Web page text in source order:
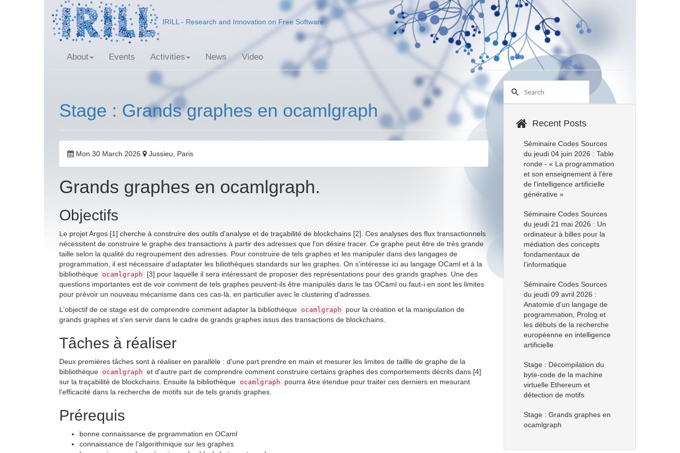
IRILL - Research and Innovation on Free Software
About Events Activities News Video
Stage : Grands graphes en ocamlgraph
Mon 30 March 2026 Jussieu, Paris
Grands graphes en ocamlgraph.
Objectifs
Le projet Argos [1] cherche à construire des outils d'analyse et de traçabilité de blockchains [2]. Ces analyses des flux transactionnels
nécessitent de construire le graphe des transactions à partir des adresses que l'on désire tracer. Ce graphe peut être de très grande
taille selon la qualité du regroupement des adresses. Pour construire de tels graphes et les manipuler dans des langages de
programmation, il est nécessaire d'adaptater les biliothèques standards sur les graphes. On s'intéresse ici au langage OCaml et à la
bibliothèque ocamlgraph
[3] pour laquelle il sera intéressant de proposer des représentations pour des grands graphes. Une des
questions importantes est de voir comment de tels graphes peuvent-ils être manipulés dans le tas OCaml ou faut-i en sont les limites
pour prévoir un nouveau mécanisme dans ces cas-là, en particulier avec le clustering d'adresses.
L'objectif de ce stage est de comprendre comment adapter la bibliothèque ocamlgraph
pour la création et la manipulation de
grands graphes et s'en servir dans le cadre de grands graphes issus des transactions de blockchains.
Tâches à réaliser
Deux premières tâches sont à réaliser en parallèle : d'une part prendre en main et mesurer les limites de taillle de graphe de la
bibliothèque ocamlgraph et d'autre part de comprendre comment construire certains graphes des comportements décrits dans [4]
sur la traçabilité de blockchains. Ensuite la bibliothèque ocamlgraph
pourra être étendue pour traiter ces derniers en mesurant
l'efficacité dans la recherche de motifs sur de tels grands graphes.
Prérequis
bonne connaissance de prgrammation en OCaml
connaissance de l'algorithmique sur les graphes
Recent Posts
Séminaire Codes Sources
du jeudi 04 juin 2026 : Table
ronde - « La programmation
et son enseignement à l'ère
de l'intelligence artificielle
générative »
Séminaire Codes Sources
du jeudi 21 mai 2026 : Un
ordinateur à billes pour la
médiation des concepts
fondamentaux de
l’informatique
Séminaire Codes Sources
du jeudi 09 avril 2026 :
Anatomie d'un langage de
programmation, Prolog et
les débuts de la recherche
européenne en intelligence
artificielle
Stage : Décompilation du
byte-code de la machine
virtuelle Ethereum et
détection de motifs
Stage : Grands graphes en
ocamlgraph